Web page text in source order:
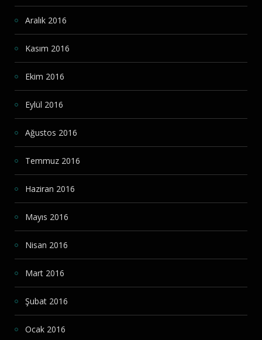
Aralık 2016
Kasım 2016
Ekim 2016
Eylül 2016
Ağustos 2016
Temmuz 2016
Haziran 2016
Mayıs 2016
Nisan 2016
Mart 2016
Şubat 2016
Ocak 2016